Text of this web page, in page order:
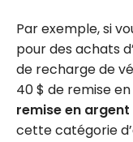
Par exemple, si
pour des achats
de recharge de
40 $ de remise
remise en
cette catégorie